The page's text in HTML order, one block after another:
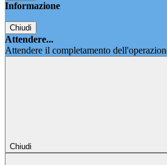
Informazione
Chiudi
Attendere...
Attendere il completamento
Chiudi